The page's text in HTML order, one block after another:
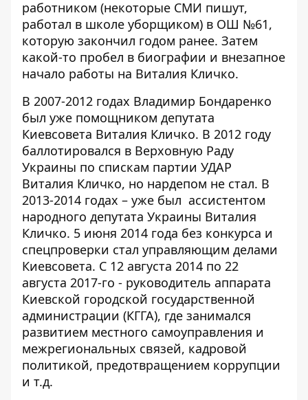
работником (некоторые СМИ пишут,
работал в школе уборщиком) в ОШ №61,
которую закончил годом ранее. Затем
какой-то пробел в биографии и внезапное
начало работы на Виталия Кличко.
В 2007-2012 годах Владимир Бондаренко
был уже помощником депутата
Киевсовета Виталия Кличко. В 2012 году
баллотировался в Верховную Раду
Украины по спискам партии УДАР
Виталия Кличко, но нардепом не стал. В
2013-2014 годах – уже был ассистентом
народного депутата Украины Виталия
Кличко. 5 июня 2014 года без конкурса и
спецпроверки стал управляющим делами
Киевсовета. С 12 августа 2014 по 22
августа 2017-го - руководитель аппарата
Киевской городской государственной
администрации (КГГА), где занимался
развитием местного самоуправления и
межрегиональных связей, кадровой
политикой, предотвращением коррупции
и т.д.